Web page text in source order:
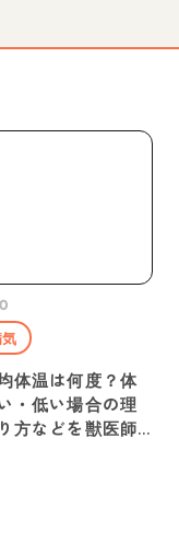
体温は何度？体
・低い場合の理
方などを獣医師